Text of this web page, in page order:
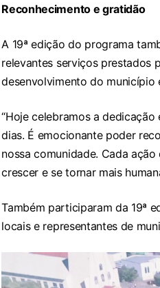
Reconhecimento e gratidão
A 19ª edição do programa
relevantes serviços prestados
desenvolvimento do município
“Hoje celebramos a
dias. É emocionante poder
nossa comunidade. Cada
crescer e se tornar mais
Também participaram da 19ª
locais e representantes de